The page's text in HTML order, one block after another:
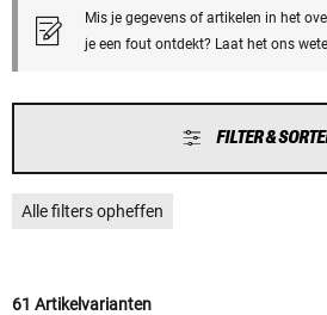
Mis je gegevens of artikelen in het
je een fout ontdekt? Laat het ons
FILTER &
Alle filters opheffen
61 Artikelvarianten